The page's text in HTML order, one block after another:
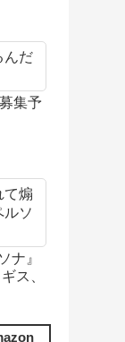
んだ
集予
て煽
ルソ
ナ』
ス、